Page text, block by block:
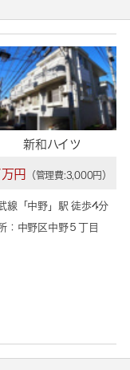
新和ハイツ
円 （管理費:3,000円）
線「 中野」駅 徒歩4分
：中野区中野５丁目